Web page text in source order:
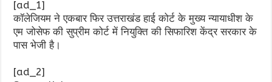
[ad_1]
कॉलेजियम ने एकबार फिर उत्तराखंड हाई कोर्ट के मुख्य न्यायाधीश के
एम जोसेफ की सुप्रीम कोर्ट में नियुक्ति की सिफारिश केंद्र सरकार के
पास भेजी है।
[ad_2]